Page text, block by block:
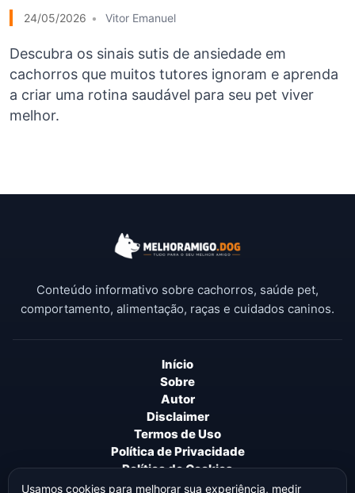
24/05/2026 Vitor Emanuel
Descubra os sinais sutis de ansiedade em
cachorros que muitos tutores ignoram e aprenda
a criar uma rotina saudável para seu pet viver
melhor.
Conteúdo informativo sobre cachorros, saúde pet,
comportamento, alimentação, raças e cuidados caninos.
Início
Sobre
Autor
Disclaimer
Termos de Uso
Política de Privacidade
Política de Cookies
Política Editorial
Usamos cookies para melhorar sua experiência, medir